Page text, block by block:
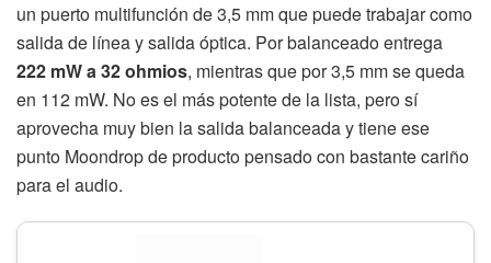
un puerto multifunción de 3,5 mm que puede trabajar como
salida de línea y salida óptica. Por balanceado entrega
222 mW a 32 ohmios, mientras que por 3,5 mm se queda
en 112 mW. No es el más potente de la lista, pero sí
aprovecha muy bien la salida balanceada y tiene ese
punto Moondrop de producto pensado con bastante cariño
para el audio.